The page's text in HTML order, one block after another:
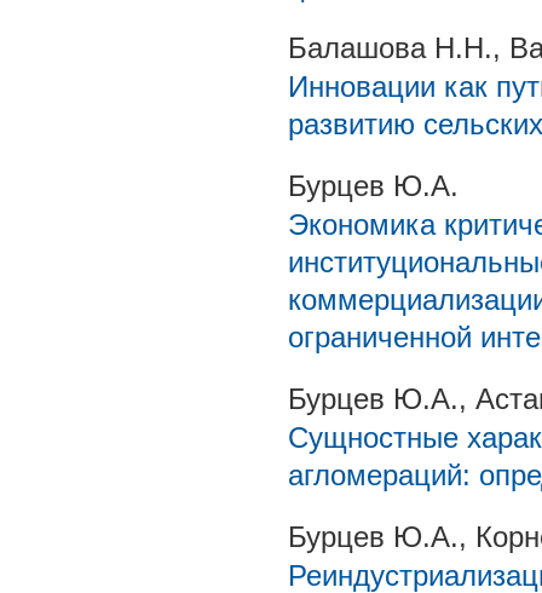
Балашова Н.Н.,
Инновации как
развитию
Бурцев Ю.А.
Экономика
ограниченной
Бурцев Ю.А.,
Сущностные
агломераций:
Бурцев Ю.А.,